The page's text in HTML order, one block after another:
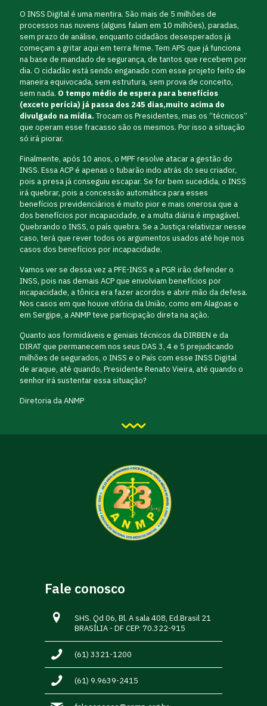
O INSS Digital é uma mentira. São mais de 5 milhões de
processos nas nuvens (alguns falam em 10 milhões), paradas,
sem prazo de análise, enquanto cidadãos desesperados já
começam a gritar aqui em terra firme. Tem APS que já funciona
na base de mandado de segurança, de tantos que recebem por
dia. O cidadão está sendo enganado com esse projeto feito de
maneira equivocada, sem estrutura, sem prova de conceito,
sem nada. O tempo médio de espera para benefícios
(exceto perícia) já passa dos 245 dias,muito acima do
divulgado na mídia. Trocam os Presidentes, mas os “técnicos”
que operam esse fracasso são os mesmos. Por isso a situação
só irá piorar.
Finalmente, após 10 anos, o MPF resolve atacar a gestão do
INSS. Essa ACP é apenas o tubarão indo atrás do seu criador,
pois a presa já conseguiu escapar. Se for bem sucedida, o INSS
irá quebrar, pois a concessão automática para esses
benefícios previdenciários é muito pior e mais onerosa que a
dos benefícios por incapacidade, e a multa diária é impagável.
Quebrando o INSS, o país quebra. Se a Justiça relativizar nesse
caso, terá que rever todos os argumentos usados até hoje nos
casos dos benefícios por incapacidade.
Vamos ver se dessa vez a PFE-INSS e a PGR irão defender o
INSS, pois nas demais ACP que envolviam benefícios por
incapacidade, a tônica era fazer acordos e abrir mão da defesa.
Nos casos em que houve vitória da União, como em Alagoas e
em Sergipe, a ANMP teve participação direta na ação.
Quanto aos formidáveis e geniais técnicos da DIRBEN e da
DIRAT que permanecem nos seus DAS 3, 4 e 5 prejudicando
milhões de segurados, o INSS e o País com esse INSS Digital
de araque, até quando, Presidente Renato Vieira, até quando o
senhor irá sustentar essa situação?
Diretoria da ANMP
Fale conosco
SHS. Qd 06, Bl. A sala 408, Ed.Brasil 21
BRASÍLIA - DF CEP: 70.322-915
(61) 3321-1200
(61) 9.9639-2415